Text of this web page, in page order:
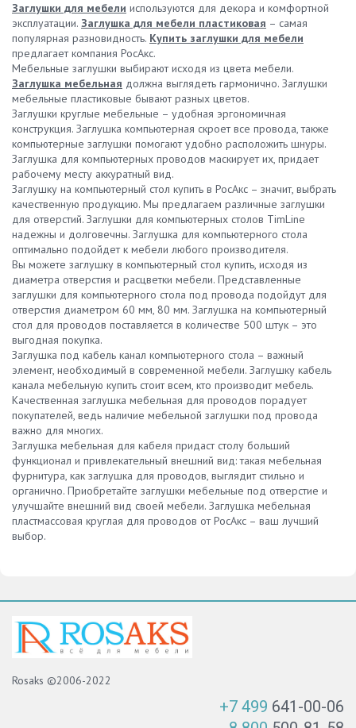
Заглушки для мебели используются для декора и комфортной
эксплуатации. Заглушка для мебели пластиковая – самая
популярная разновидность. Купить заглушки для мебели
предлагает компания РосАкс.
Мебельные заглушки выбирают исходя из цвета мебели.
Заглушка мебельная должна выглядеть гармонично. Заглушки
мебельные пластиковые бывают разных цветов.
Заглушки круглые мебельные – удобная эргономичная
конструкция. Заглушка компьютерная скроет все провода, также
компьютерные заглушки помогают удобно расположить шнуры.
Заглушка для компьютерных проводов маскирует их, придает
рабочему месту аккуратный вид.
Заглушку на компьютерный стол купить в РосАкс – значит, выбрать
качественную продукцию. Мы предлагаем различные заглушки
для отверстий. Заглушки для компьютерных столов TimLine
надежны и долговечны. Заглушка для компьютерного стола
оптимально подойдет к мебели любого производителя.
Вы можете заглушку в компьютерный стол купить, исходя из
диаметра отверстия и расцветки мебели. Представленные
заглушки для компьютерного стола под провода подойдут для
отверстия диаметром 60 мм, 80 мм. Заглушка на компьютерный
стол для проводов поставляется в количестве 500 штук – это
выгодная покупка.
Заглушка под кабель канал компьютерного стола – важный
элемент, необходимый в современной мебели. Заглушку кабель
канала мебельную купить стоит всем, кто производит мебель.
Качественная заглушка мебельная для проводов порадует
покупателей, ведь наличие мебельной заглушки под провода
важно для многих.
Заглушка мебельная для кабеля придаст столу больший
функционал и привлекательный внешний вид: такая мебельная
фурнитура, как заглушка для проводов, выглядит стильно и
органично. Приобретайте заглушки мебельные под отверстие и
улучшайте внешний вид своей мебели. Заглушка мебельная
пластмассовая круглая для проводов от РосАкс – ваш лучший
выбор.
Rosaks ©2006-2022
+7 499 641-00-06